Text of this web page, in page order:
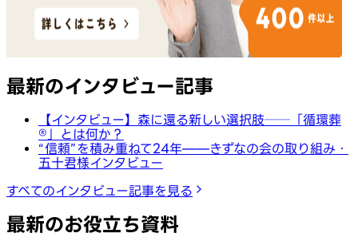
最新のインタビュー記事
【インタビュー】森に還る新しい選択肢──「循環葬
®︎」とは何か？
“信頼”を積み重ねて24年——きずなの会の取り組み・
五十君様インタビュー
すべてのインタビュー記事を見る
最新のお役立ち資料